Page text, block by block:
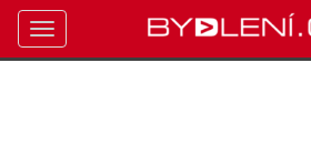
Toggle
navigation